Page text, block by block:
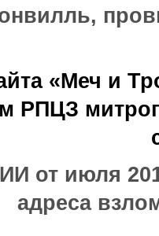
«Меч и
РПЦЗ
от июля
адреса